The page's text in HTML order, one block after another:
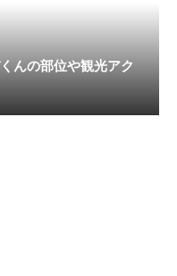
んの部位や観光アク